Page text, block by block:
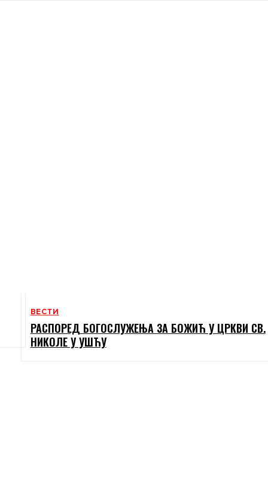
ВЕСТИ
РАСПОРЕД БОГОСЛУЖЕЊА ЗА БОЖИЋ У ЦРКВИ СВ.
НИКОЛЕ У УШЋУ